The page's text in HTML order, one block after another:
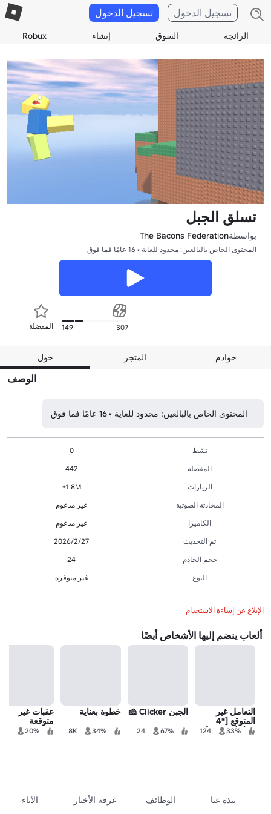
الرائجة السوق إنشاء Robux
تسجيل الدخول تسجيل الدخول
تسلق الجبل
بواسطةThe Bacons Federation
المحتوى الخاص بالبالغين: محدود للغاية • 16 عامًا فما فوق
المفضلة 149 307
حول المتجر خوادم
الوصف
المحتوى الخاص بالبالغين: محدود للغاية • 16 عامًا فما فوق
نشط
0
المفضلة
442
الزيارات
1.8M+
المحادثة الصوتية
غير مدعوم
الكاميرا
غير مدعوم
تم التحديث
27‏/2‏/2026
حجم الخادم
24
النوع
غير متوفرة
الإبلاغ عن إساءة الاستخدام
ألعاب ينضم إليها الأشخاص أيضًا
التعامل غير
المتوقع [*4
مراحل جديدة]
33%
124
الجبن Clicker 🧀
67%
24
خطوة بعناية
34%
8K
عقبات غير
متوقعة
20%
13
نبذة عنا الوظائف غرفة الأخبار
الآباء